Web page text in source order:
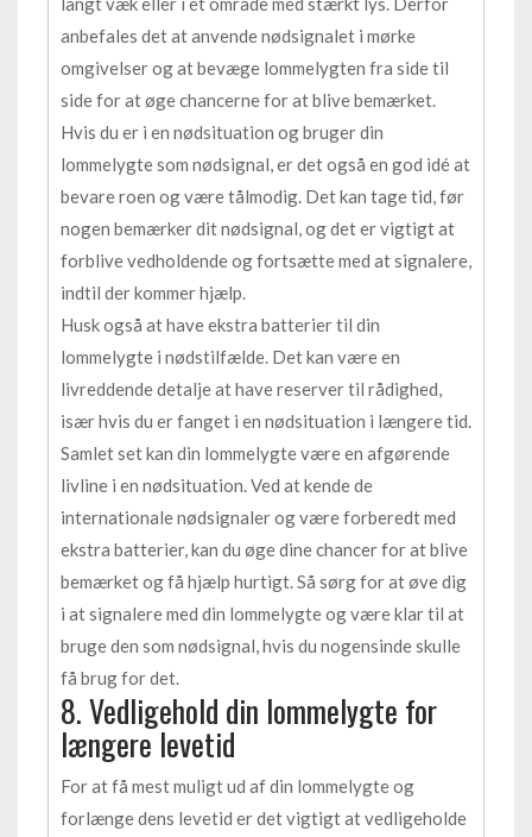
anbefales det at anvende nødsignalet i mørke
omgivelser og at bevæge lommelygten fra side til
side for at øge chancerne for at blive bemærket.
Hvis du er i en nødsituation og bruger din
lommelygte som nødsignal, er det også en god idé at
bevare roen og være tålmodig. Det kan tage tid, før
nogen bemærker dit nødsignal, og det er vigtigt at
forblive vedholdende og fortsætte med at signalere,
indtil der kommer hjælp.
Husk også at have ekstra batterier til din
lommelygte i nødstilfælde. Det kan være en
livreddende detalje at have reserver til rådighed,
især hvis du er fanget i en nødsituation i længere tid.
Samlet set kan din lommelygte være en afgørende
livline i en nødsituation. Ved at kende de
internationale nødsignaler og være forberedt med
ekstra batterier, kan du øge dine chancer for at blive
bemærket og få hjælp hurtigt. Så sørg for at øve dig
i at signalere med din lommelygte og være klar til at
bruge den som nødsignal, hvis du nogensinde skulle
få brug for det.
8. Vedligehold din lommelygte for
længere levetid
For at få mest muligt ud af din lommelygte og
forlænge dens levetid er det vigtigt at vedligeholde